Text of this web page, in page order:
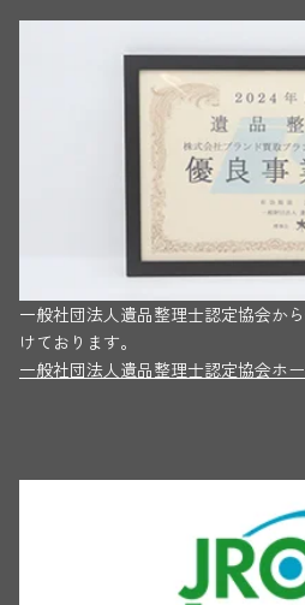
一般社団法人遺品整理士認定協会か
けております。
一般社団法人遺品整理士認定協会ホ